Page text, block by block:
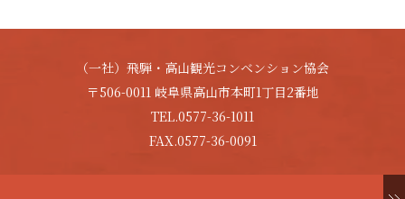
（一社）飛騨・高山観光コンベンション協会
〒506-0011 岐阜県高山市本町1丁目2番地
TEL.0577-36-1011
FAX.0577-36-0091